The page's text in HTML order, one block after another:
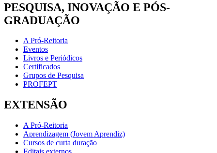
PESQUISA, INOVAÇÃO E PÓS-
GRADUAÇÃO
A Pró-Reitoria
Eventos
Livros e Periódicos
Certificados
Grupos de Pesquisa
PROFEPT
EXTENSÃO
A Pró-Reitoria
Aprendizagem (Jovem Aprendiz)
Cursos de curta duração